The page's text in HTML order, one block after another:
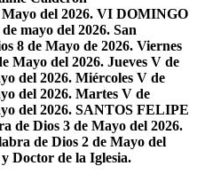
Mayo del 2026. VI DOMINGO
mayo del 2026. San
8 de Mayo de 2026. Viernes
Mayo del 2026. Jueves V de
del 2026. Miércoles V de
del 2026. Martes V de
del 2026. SANTOS FELIPE
de Dios 3 de Mayo del 2026.
de Dios 2 de Mayo del
Doctor de la Iglesia.